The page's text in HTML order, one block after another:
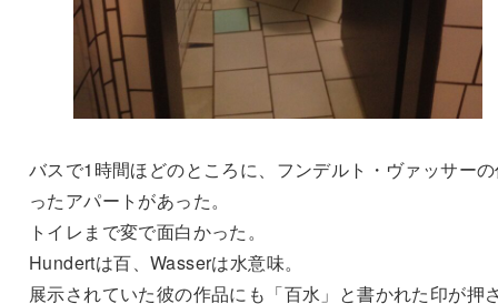
バスで1時間ほどのところに、フンデルト・ヴァッサー
ったアパートがあった。
トイレまで変で面白かった。
Hundertは百、Wasserは水意味。
展示されていた彼の作品にも「百水」と書かれた印が押